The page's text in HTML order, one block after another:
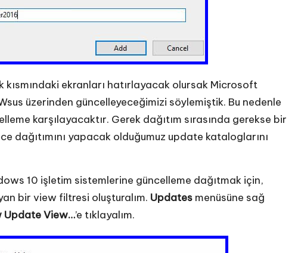
kısmındaki ekranları hatırlayacak olursak Microsoft
üzerinden güncelleyeceğimizi söylemiştik. Bu nedenle
karşılayacaktır. Gerek dağıtım sırasında gerekse bir
dağıtımını yapacak olduğumuz update kataloglarını
10 işletim sistemlerine güncelleme dağıtmak için,
bir view filtresi oluşturalım. Updates menüsüne sağ
Update View…’e tıklayalım.